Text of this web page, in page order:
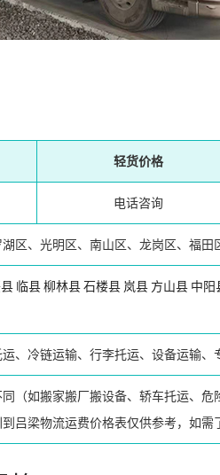
轻货价格
电话咨询
区、光明区、南山区、龙岗区、福田
临县柳林县石楼县 岚县 方山县 中阳
、冷链运输、行李托运、设备运输、
（如搬家搬厂搬设备、轿车托运、
吕梁物流运费价格表仅供参考，如需